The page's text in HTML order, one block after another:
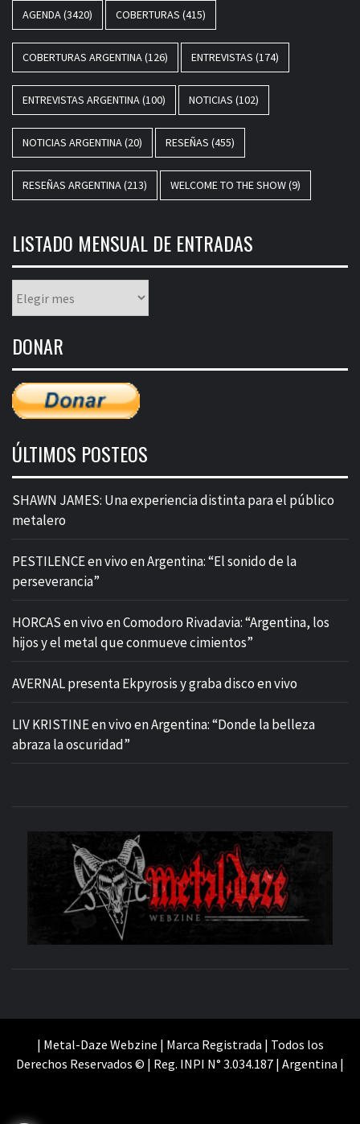
AGENDA(3420) COBERTURAS (415)
COBERTURAS ARGENTINA(126) ENTREVISTAS (174)
ENTREVISTAS ARGENTINA(100) NOTICIAS (102)
NOTICIAS ARGENTINA(20) RESEÑAS (455)
RESEÑAS ARGENTINA(213) WELCOME TO THE SHOW(9)
LISTADO MENSUAL DE ENTRADAS
mensual
entradas
DONAR
ÚLTIMOS POSTEOS
SHAWN JAMES: Una experiencia distinta para el público
metalero
PESTILENCE en vivo en Argentina: “El sonido de la
perseverancia”
HORCAS en vivo en Comodoro Rivadavia: “Argentina, los
hijos y el metal que conmueve cimientos”
AVERNAL presenta Ekpyrosis y graba disco en vivo
LIV KRISTINE en vivo en Argentina: “Donde la belleza
abraza la oscuridad”
| Metal-Daze Webzine | Marca Registrada | Todos los
Derechos Reservados © | Reg. INPI N° 3.034.187 | Argentina |